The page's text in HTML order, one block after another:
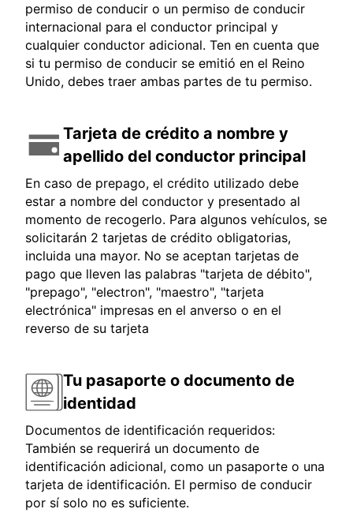
permiso de conducir o un permiso de conducir
internacional para el conductor principal y
cualquier conductor adicional. Ten en cuenta que
si tu permiso de conducir se emitió en el Reino
Unido, debes traer ambas partes de tu permiso.
Tarjeta de crédito a nombre y
apellido del conductor principal
En caso de prepago, el crédito utilizado debe
estar a nombre del conductor y presentado al
momento de recogerlo. Para algunos vehículos, se
solicitarán 2 tarjetas de crédito obligatorias,
incluida una mayor. No se aceptan tarjetas de
pago que lleven las palabras "tarjeta de débito",
"prepago", "electron", "maestro", "tarjeta
electrónica" impresas en el anverso o en el
reverso de su tarjeta
Tu pasaporte o documento de
identidad
Documentos de identificación requeridos:
También se requerirá un documento de
identificación adicional, como un pasaporte o una
tarjeta de identificación. El permiso de conducir
por sí solo no es suficiente.